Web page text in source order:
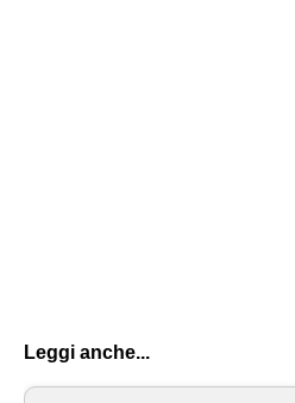
Leggi anche...